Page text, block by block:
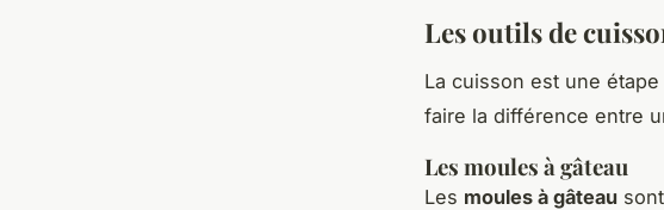
Les outils de
La cuisson est une
faire la différence entre
Les moules à gâteau
Les moules à gâteau